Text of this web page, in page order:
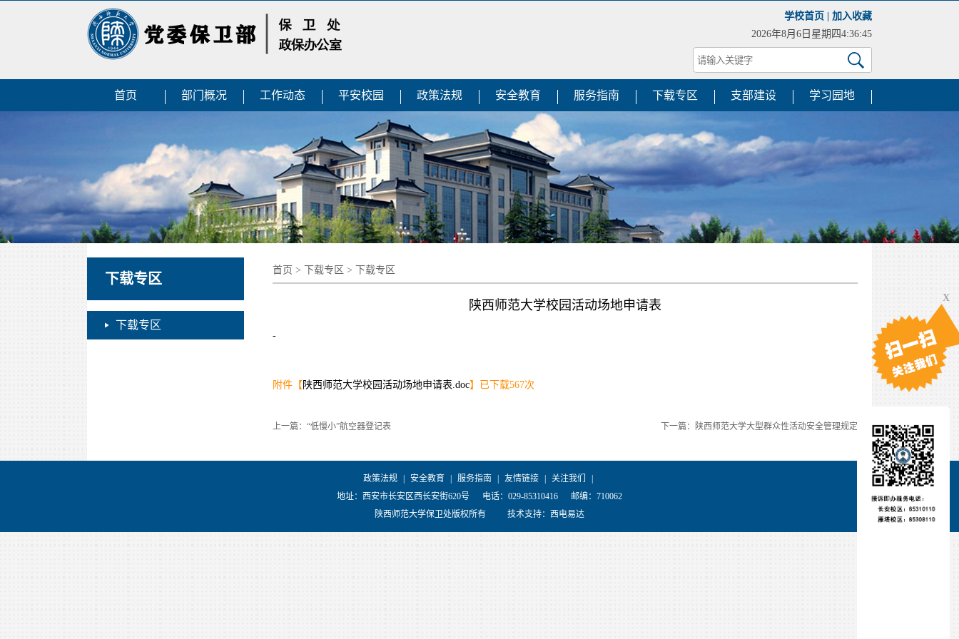
学校首页
加入收藏
2026年8月6日星期四4:36:45
首页 部门概况 工作动态 平安校园 政策法规 安全教育 服务指南 下载专区 支部建设 学习园地
下载专区
下载专区
首页 > 下载专区 > 下载专区
陕西师范大学校园活动场地申请表
-
附件【 陕西师范大学校园活动场地申请表.doc】已下载567次
上一篇：“低慢小”航空器登记表 下一篇：陕西师范大学大型群众性活动安全管理规定
政策法规 | 安全教育 | 服务指南 | 友情链接 | 关注我们
|
地址：西安市长安区西长安街620号
电话：029-85310416
邮编：710062
陕西师范大学保卫处版权所有
技术支持： 西电易达
X